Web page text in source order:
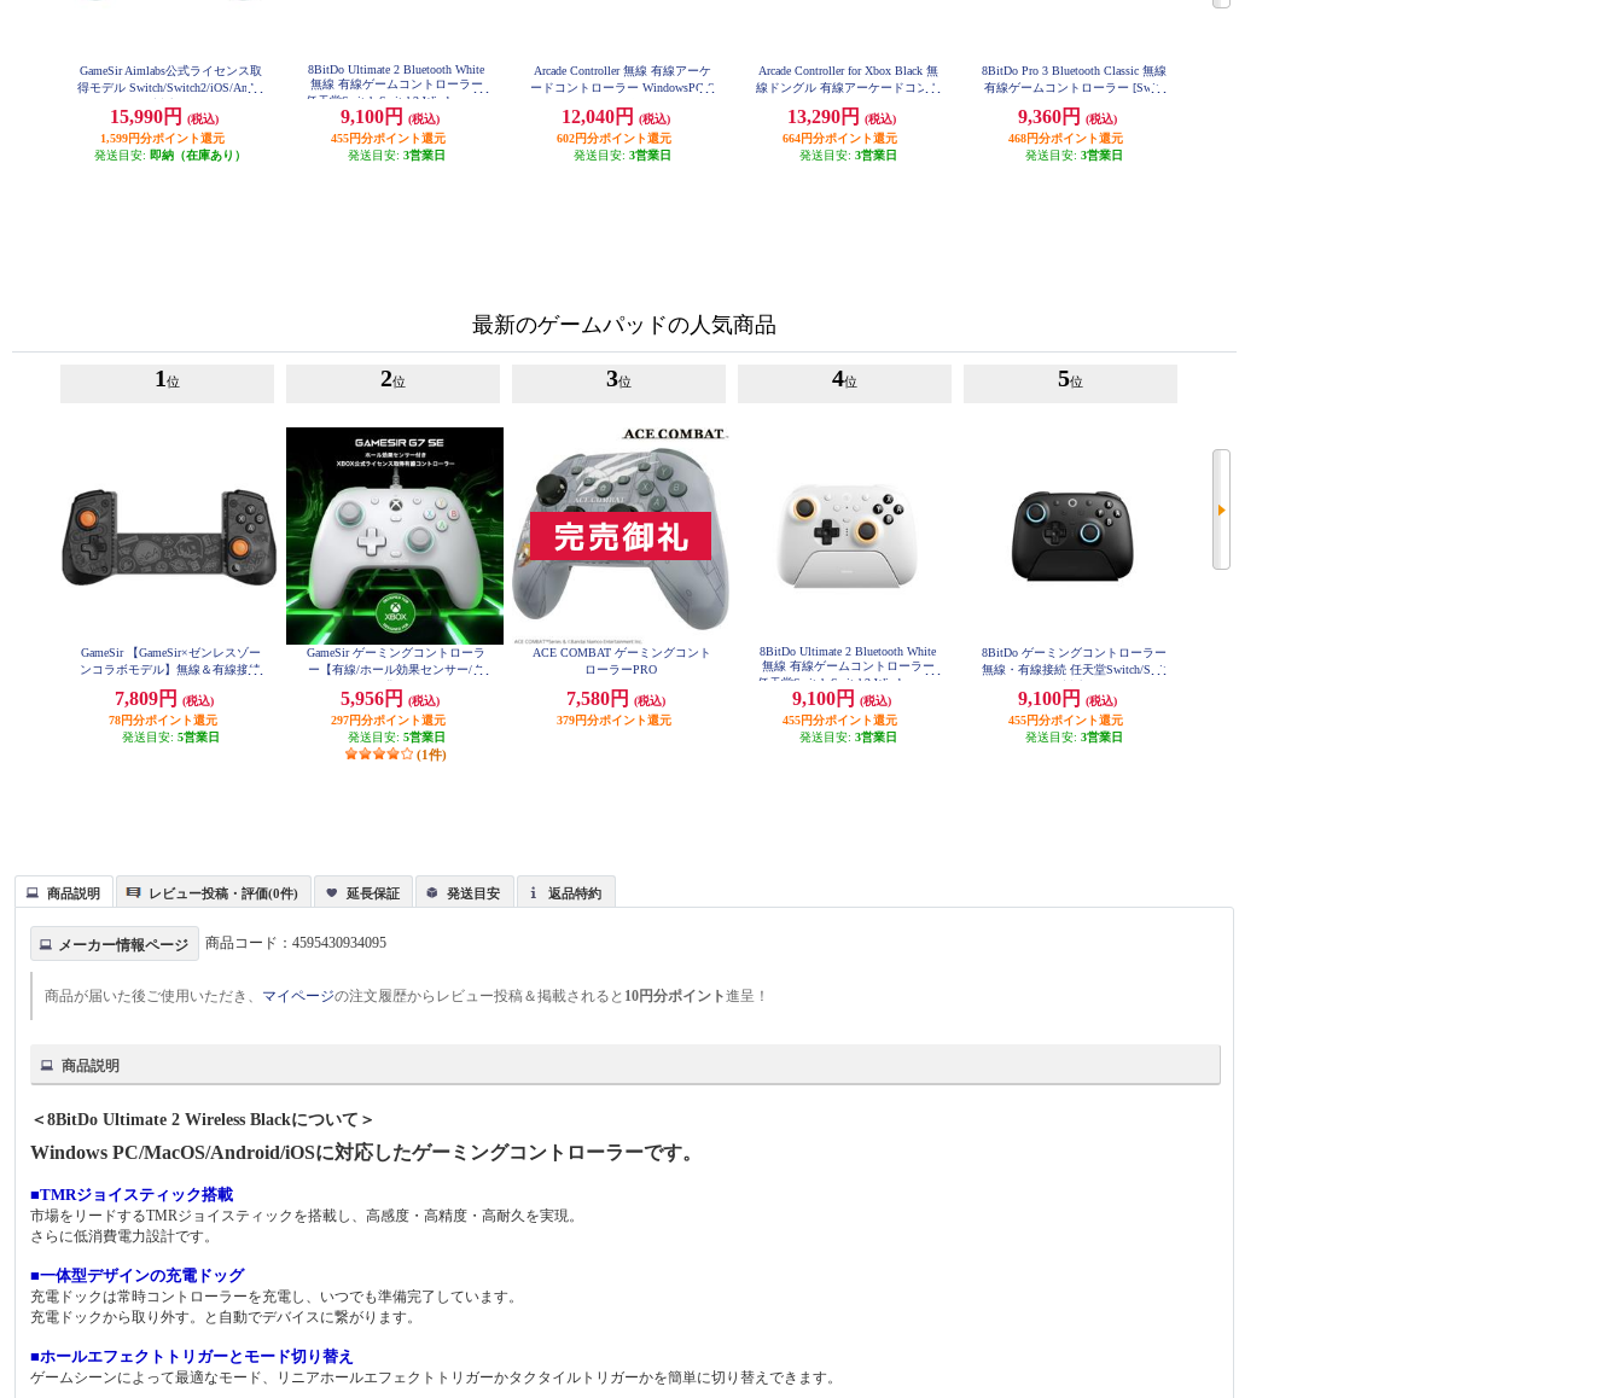
GameSir Aimlabs公式ライセンス取
得モデル Switch/Switch2/iOS/Andro
トローラー GameSir-G7Pro-8K-PCA
L
15,990円
(税込)
1,599円分ポイント還元
発送目安: 即納（在庫あり）
8BitDo Ultimate 2 Bluetooth White
無線 有線ゲームコントローラー
任天堂Switch Switch2 Windows PC
ホワイト 8BitDo-Ultimate-2-Bluetoo
th-White
9,100円
(税込)
455円分ポイント還元
発送目安: 3営業日
Arcade Controller 無線 有線アーケ
ードコントローラー WindowsPC S
12,040円
(税込)
602円分ポイント還元
発送目安: 3営業日
Arcade Controller for Xbox Black 無
線ドングル 有線アーケードコント
WindowsPC ブラック
13,290円
(税込)
664円分ポイント還元
発送目安: 3営業日
8BitDo Pro 3 Bluetooth Classic 無線
有線ゲームコントローラー [Switc
oid iOS クラシック] 8BitDo-Pro-3-
Bluetooth-Classic
9,360円
(税込)
468円分ポイント還元
発送目安: 3営業日
最新のゲームパッドの人気商品
1 位
GameSir 【GameSir×ゼンレスゾー
ンコラボモデル】無線＆有線接続
ー Switch/Switch2/Android/iOS/Win
dows PC対応 ブラック GameSir-X5
s-ZZZ-B
7,809円
(税込)
78円分ポイント還元
発送目安: 5営業日
2位
GameSir ゲーミングコントローラ
ー【有線/ホール効果センサー/タ
ト】 GameSir-G7-SE
5,956円
(税込)
297円分ポイント還元
発送目安: 5営業日
(1件)
3位
ACE COMBAT ゲーミングコント
ローラーPRO
7,580円
(税込)
379円分ポイント還元
4位
8BitDo Ultimate 2 Bluetooth White
無線 有線ゲームコントローラー
任天堂Switch Switch2 Windows PC
ホワイト 8BitDo-Ultimate-2-Bluetoo
th-White
9,100円
(税込)
455円分ポイント還元
発送目安: 3営業日
5位
8BitDo ゲーミングコントローラー
無線・有線接続 任天堂Switch/Swit
e-2-Bluetooth-Black
9,100円
(税込)
455円分ポイント還元
発送目安: 3営業日
商品説明 レビュー投稿・評価(0件) 延長保証 発送目安 返品特約
メーカー情報ページ 商品コード：4595430934095
商品が届いた後ご使用いただき、 マイページの注文履歴からレビュー投稿＆掲載されると 10円分ポイント進呈！
商品説明
＜8BitDo Ultimate 2 Wireless Blackについて＞
Windows PC/MacOS/Android/iOSに対応したゲーミングコントローラーです。
■TMRジョイスティック搭載
市場をリードするTMRジョイスティックを搭載し、高感度・高精度・高耐久を実現。
さらに低消費電力設計です。
■一体型デザインの充電ドッグ
充電ドックは常時コントローラーを充電し、いつでも準備完了しています。
充電ドックから取り外す。と自動でデバイスに繋がります。
■ホールエフェクトトリガーとモード切り替え
ゲームシーンによって最適なモード、リニアホールエフェクトトリガーかタクタイルトリガーかを簡単に切り替えできます。